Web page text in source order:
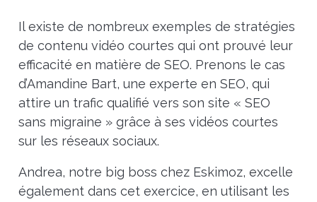
Il existe de nombreux exemples de stratégies
de contenu vidéo courtes qui ont prouvé leur
efficacité en matière de SEO. Prenons le cas
d’Amandine Bart, une experte en SEO, qui
attire un trafic qualifié vers son site « SEO
sans migraine » grâce à ses vidéos courtes
sur les réseaux sociaux.
Andrea, notre big boss chez Eskimoz, excelle
également dans cet exercice, en utilisant les